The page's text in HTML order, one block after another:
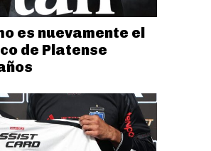
es nuevamente el
de Platense